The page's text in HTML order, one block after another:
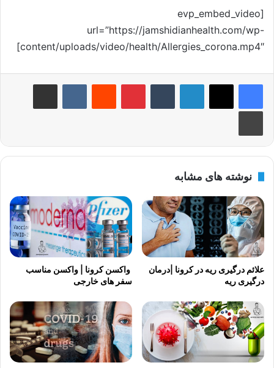
[evp_embed_video
url=”https://jamshidianhealth.com/wp-
content/uploads/video/health/Allergies_corona.mp4″]
لینکدین ‫پین‌ترست ‫رددیت
چاپ
نوشته های مشابه
علائم درگیری ریه در کرونا |درمان
درگیری ریه
واکسن کرونا | واکسن مناسب
سفر های خارجی